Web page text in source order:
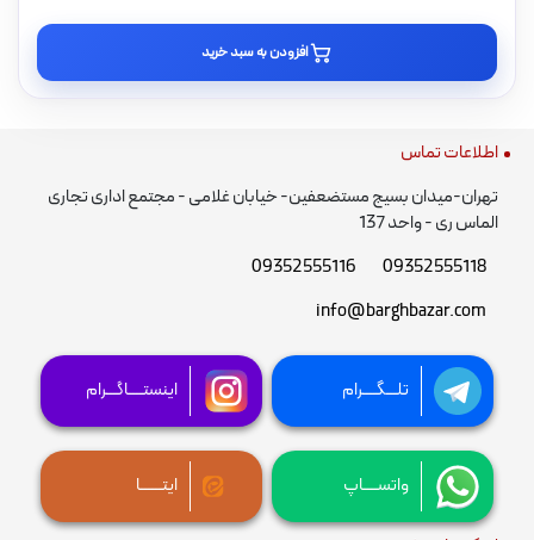
افزودن به سبد خرید
اطلاعات تماس
تهران-میدان بسیج مستضعفین- خیابان غلامی - مجتمع اداری تجاری
الماس ری - واحد 137
09352555118
09352555116
info@barghbazar.com
تلـــگــــرام اینستــــاگـــرام
واتســــاپ ایتــــــا